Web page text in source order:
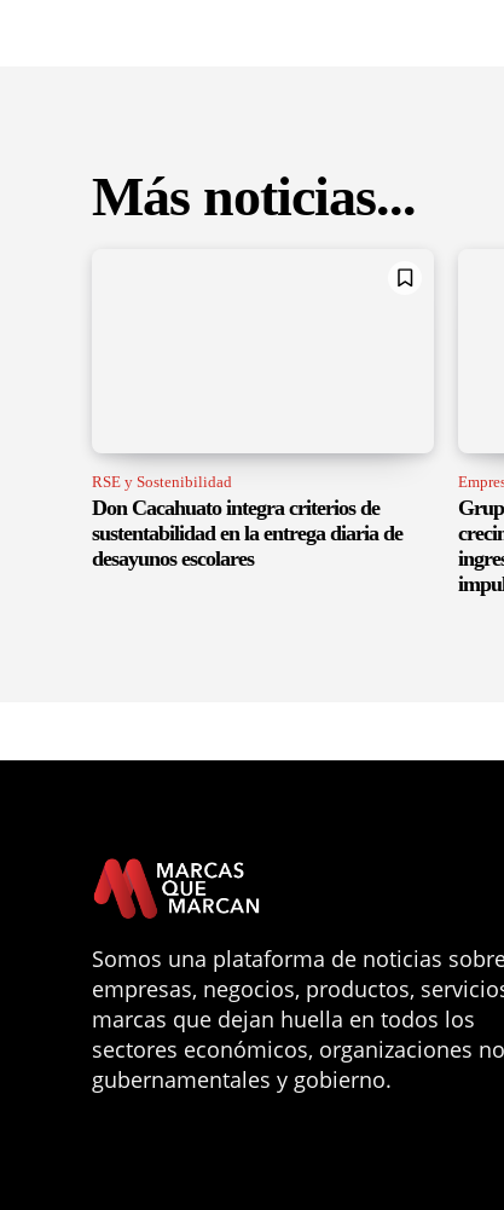
Más noticias...
RSE y Sostenibilidad
Don Cacahuato integra criterios de
sustentabilidad en la entrega diaria de
desayunos escolares
Somos una plataforma de noticias
empresas, negocios, productos,
marcas que dejan huella en todos los
sectores económicos, organizaciones no
gubernamentales y gobierno.